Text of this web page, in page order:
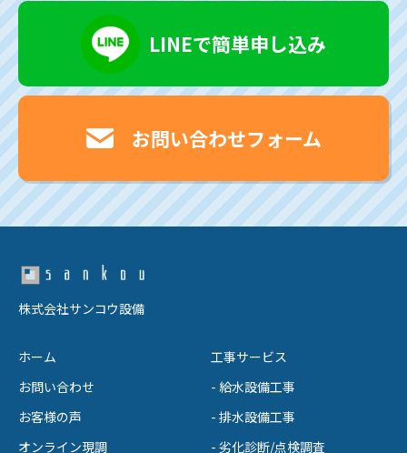
LINEで簡単申し込み
お問い合わせフォーム
株式会社サンコウ設備
ホーム
お問い合わせ
お客様の声
オンライン現調
工事サービス
- 給水設備工事
- 排水設備工事
- 劣化診断/点検調査